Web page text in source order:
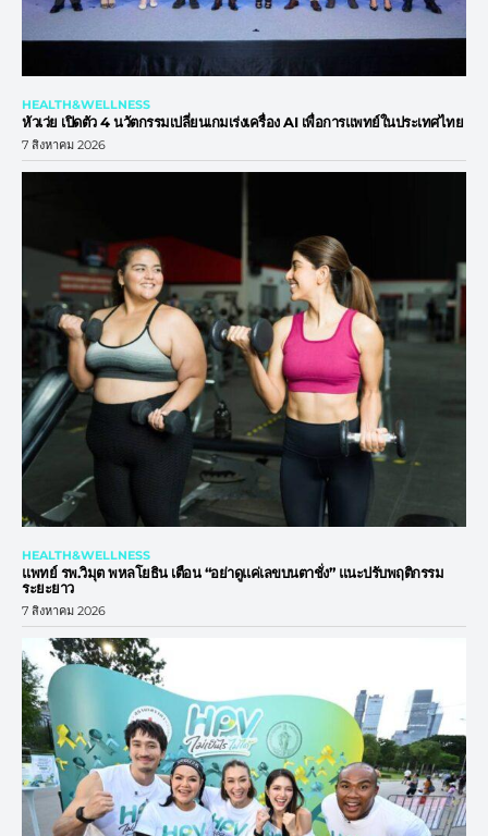
HEALTH&WELLNESS
หัวเว่ย เปิดตัว 4 นวัตกรรมเปลี่ยนเกมเร่งเครื่อง AI เพื่อการแพทย์ในประเทศไทย
7 สิงหาคม 2026
HEALTH&WELLNESS
แพทย์ รพ.วิมุต พหลโยธิน เตือน “อย่าดูแค่เลขบนตาชั่ง” แนะปรับพฤติกรรม
ระยะยาว
7 สิงหาคม 2026